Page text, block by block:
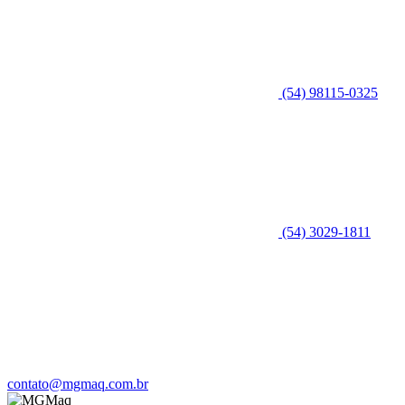
(54) 98115-0325
(54) 3029-1811
contato@mgmaq.com.br